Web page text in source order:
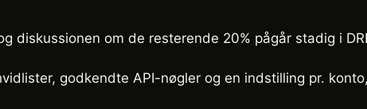
diskussionen om de resterende 20% pågår stadig i
godkendte API-nøgler og en indstilling pr.